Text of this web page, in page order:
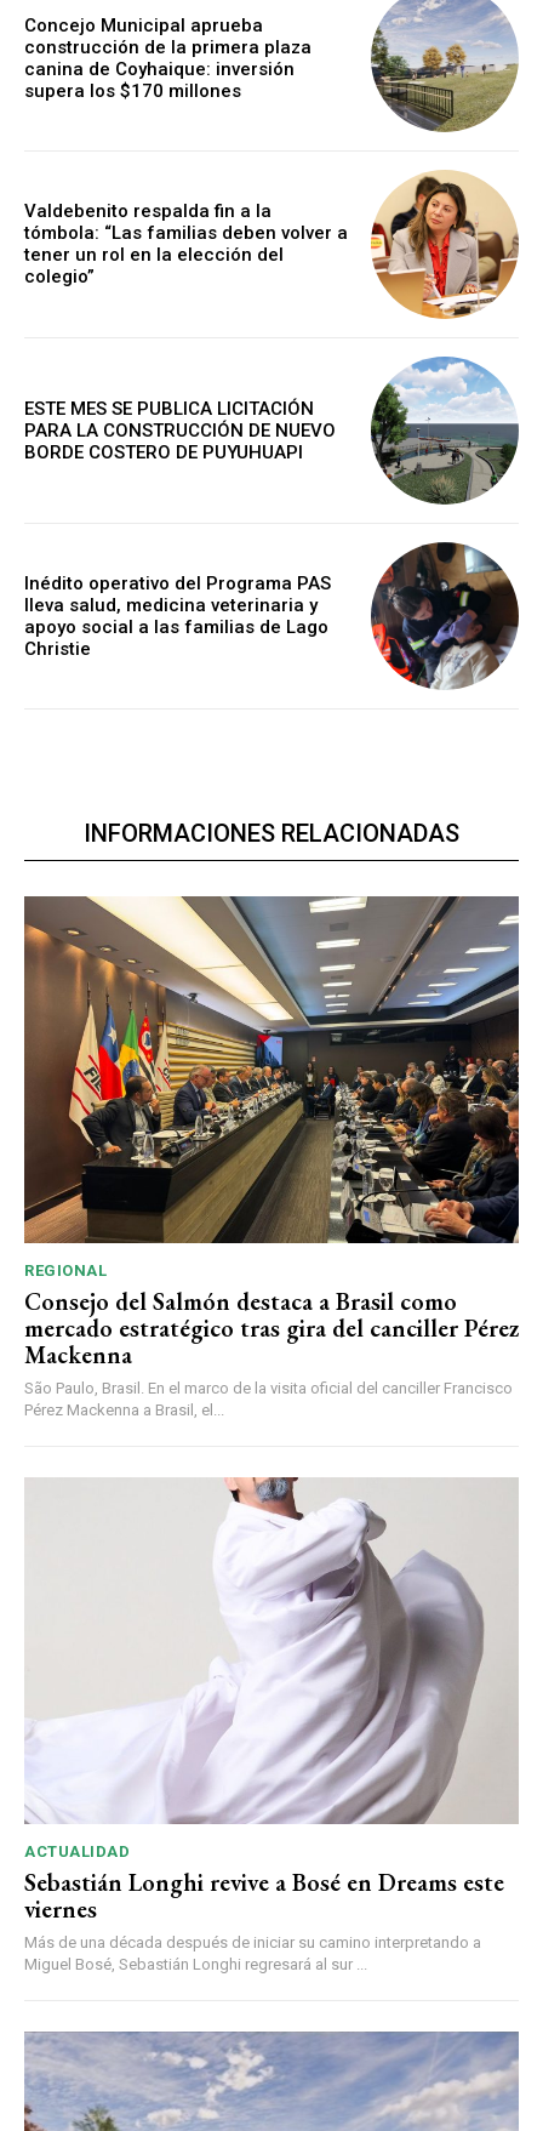
Concejo Municipal aprueba
construcción de la primera plaza
canina de Coyhaique: inversión
supera los $170 millones
Valdebenito respalda fin a la
tómbola: “Las familias deben volver a
tener un rol en la elección del
colegio”
ESTE MES SE PUBLICA LICITACIÓN
PARA LA CONSTRUCCIÓN DE NUEVO
BORDE COSTERO DE PUYUHUAPI
Inédito operativo del Programa PAS
lleva salud, medicina veterinaria y
apoyo social a las familias de Lago
Christie
INFORMACIONES RELACIONADAS
REGIONAL
Consejo del Salmón destaca a Brasil como
mercado estratégico tras gira del canciller Pérez
Mackenna
São Paulo, Brasil. En el marco de la visita oficial del canciller Francisco
Pérez Mackenna a Brasil, el...
ACTUALIDAD
Sebastián Longhi revive a Bosé en Dreams este
viernes
Más de una década después de iniciar su camino interpretando a
Miguel Bosé, Sebastián Longhi regresará al sur ...